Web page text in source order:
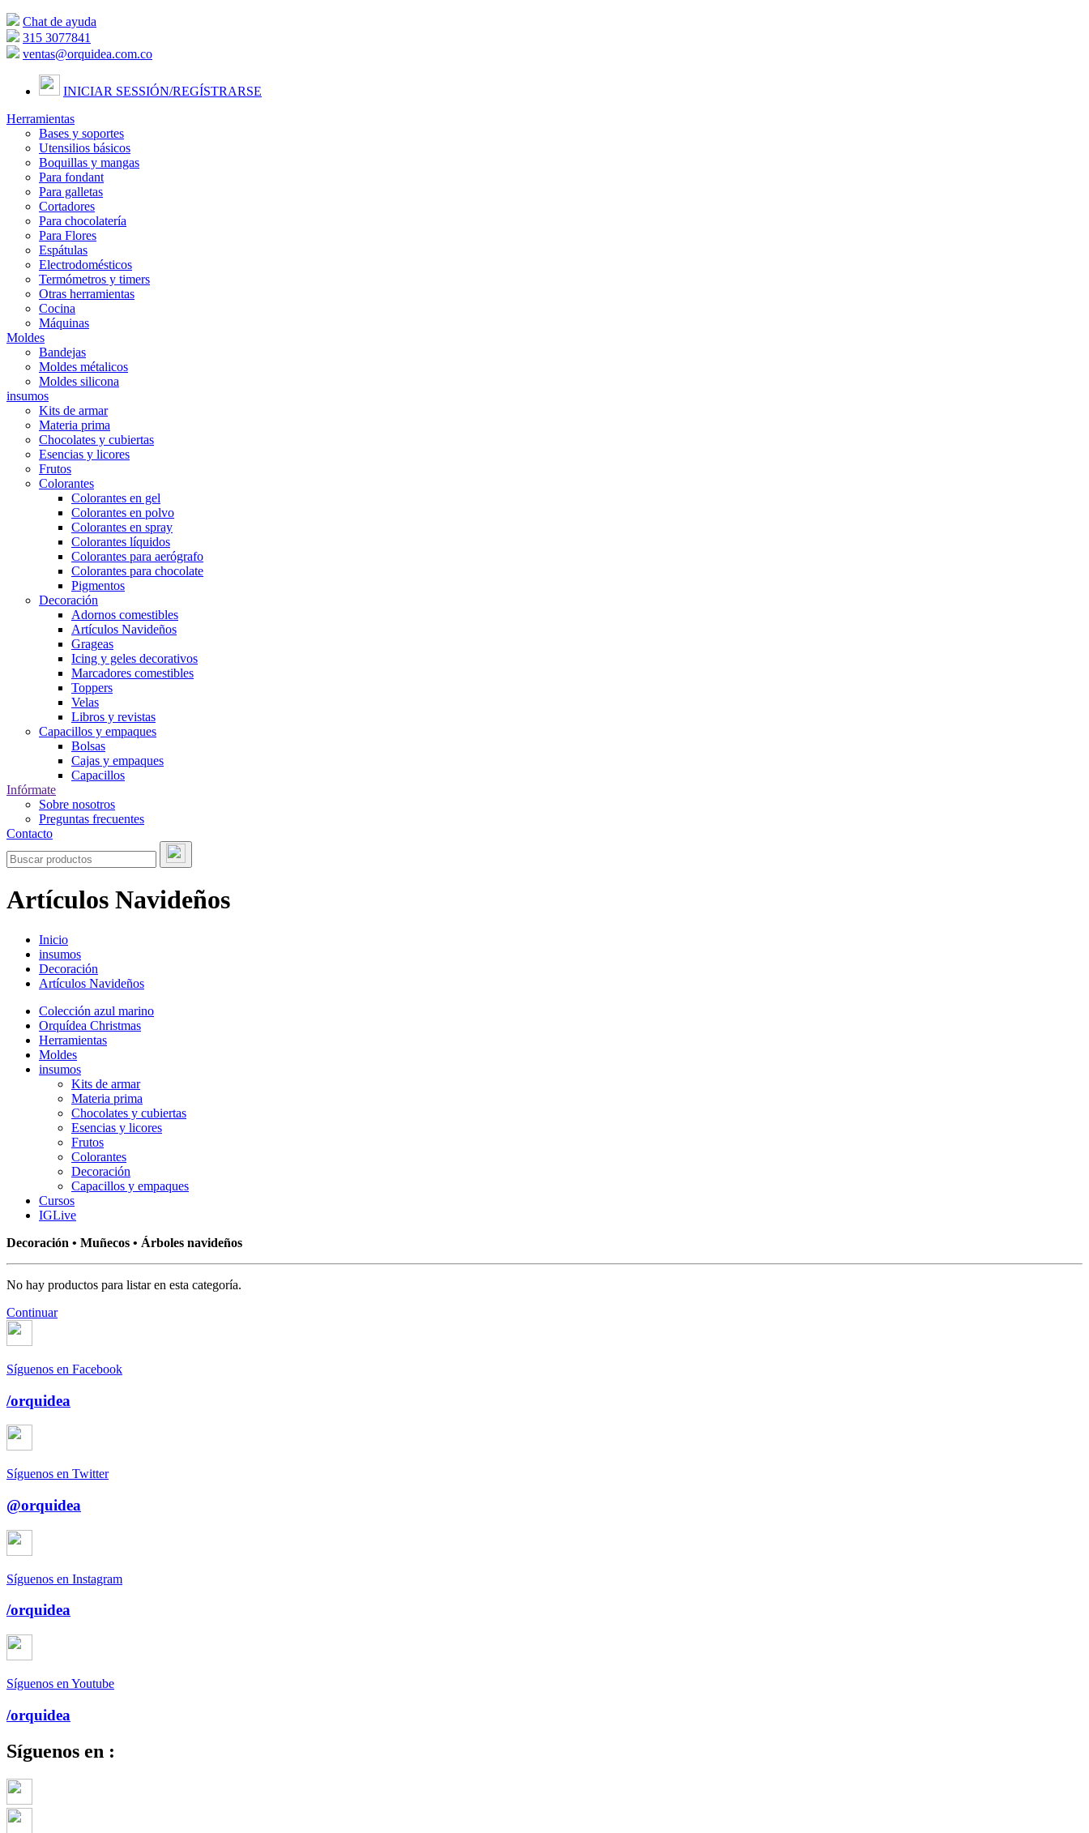
Chat de ayuda
315 3077841
ventas@orquidea.com.co
INICIAR SESSIÓN/REGÍSTRARSE
Herramientas
Bases y soportes
Utensilios básicos
Boquillas y mangas
Para fondant
Para galletas
Cortadores
Para chocolatería
Para Flores
Espátulas
Electrodomésticos
Termómetros y timers
Otras herramientas
Cocina
Máquinas
Moldes
Bandejas
Moldes métalicos
Moldes silicona
insumos
Kits de armar
Materia prima
Chocolates y cubiertas
Esencias y licores
Frutos
Colorantes
Colorantes en gel
Colorantes en polvo
Colorantes en spray
Colorantes líquidos
Colorantes para aerógrafo
Colorantes para chocolate
Pigmentos
Decoración
Adornos comestibles
Artículos Navideños
Grageas
Icing y geles decorativos
Marcadores comestibles
Toppers
Velas
Libros y revistas
Capacillos y empaques
Bolsas
Cajas y empaques
Capacillos
Infórmate
Sobre nosotros
Preguntas frecuentes
Contacto
Artículos Navideños
Inicio
insumos
Decoración
Artículos Navideños
Colección azul marino
Orquídea Christmas
Herramientas
Moldes
insumos
Kits de armar
Materia prima
Chocolates y cubiertas
Esencias y licores
Frutos
Colorantes
Decoración
Capacillos y empaques
Cursos
IGLive
Decoración • Muñecos • Árboles navideños
No hay productos para listar en esta categoría.
Continuar
Síguenos en Facebook
/orquidea
Síguenos en Twitter
@orquidea
Síguenos en Instagram
/orquidea
Síguenos en Youtube
/orquidea
Síguenos en :